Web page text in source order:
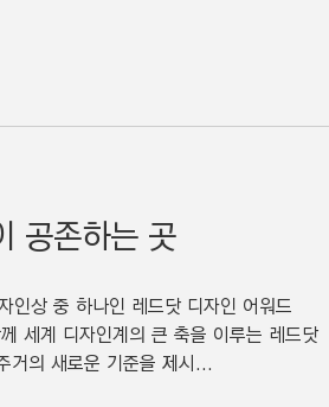
공존하는 곳
상 중 하나인 레드닷 디자인 어워드
세계 디자인계의 큰 축을 이루는 레드닷
거의 새로운 기준을 제시...